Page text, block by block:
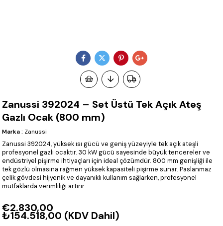
Zanussi 392024 – Set Üstü Tek Açık Ateş
Gazlı Ocak (800 mm)
Marka : Zanussi
Zanussi 392024, yüksek ısı gücü ve geniş yüzeyiyle tek açık ateşli
profesyonel gazlı ocaktır. 30 kW gücü sayesinde büyük tencereler ve
endüstriyel pişirme ihtiyaçları için ideal çözümdür. 800 mm genişliği ile
tek gözlü olmasına rağmen yüksek kapasiteli pişirme sunar. Paslanmaz
çelik gövdesi hijyenik ve dayanıklı kullanım sağlarken, profesyonel
mutfaklarda verimliliği artırır.
€2.830,00
₺154.518,00 (KDV Dahil)